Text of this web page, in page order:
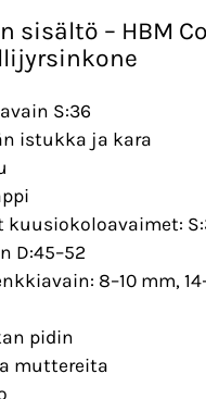
sisältö – HBM
S:36
istukka ja kara
kuusiokoloavaimet:
D:45–52
8–10 mm,
pidin
muttereita